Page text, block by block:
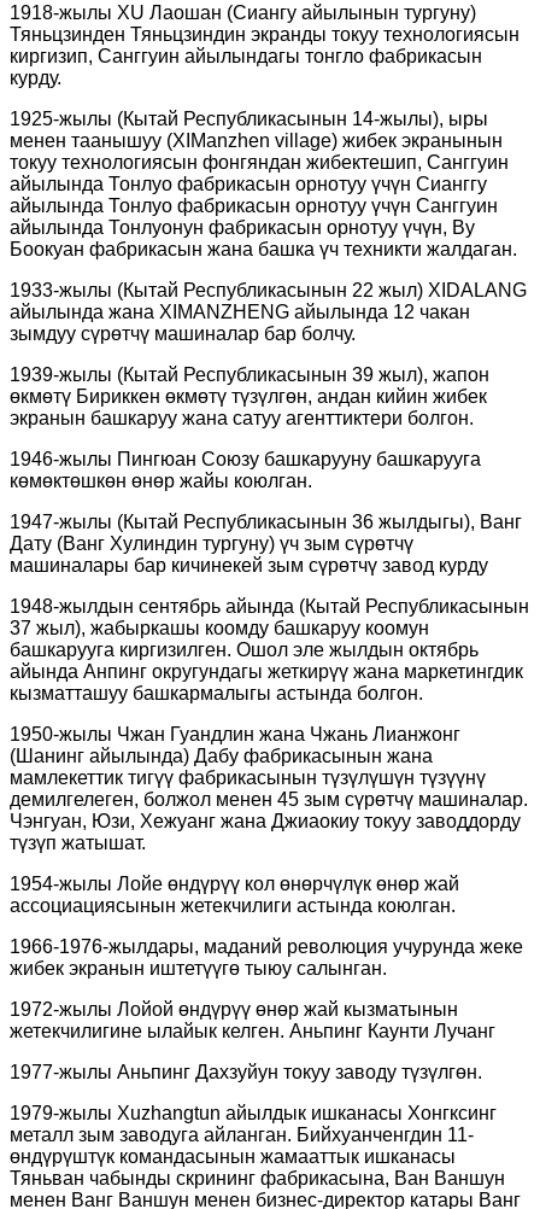
1918-жылы XU Лаошан (Сиангу айылынын тургуну)
Тяньцзинден Тяньцзиндин экранды токуу технологиясын
киргизип, Санггуин айылындагы тонгло фабрикасын
курду.
1925-жылы (Кытай Республикасынын 14-жылы), ыры
менен таанышуу (XIManzhen village) жибек экранынын
токуу технологиясын фонгяндан жибектешип, Санггуин
айылында Тонлуо фабрикасын орнотуу үчүн Сианггу
айылында Тонлуо фабрикасын орнотуу үчүн Санггуин
айылында Тонлуонун фабрикасын орнотуу үчүн, Ву
Боокуан фабрикасын жана башка үч техникти жалдаган.
1933-жылы (Кытай Республикасынын 22 жыл) XIDALANG
айылында жана XIMANZHENG айылында 12 чакан
зымдуу сүрөтчү машиналар бар болчу.
1939-жылы (Кытай Республикасынын 39 жыл), жапон
өкмөтү Бириккен өкмөтү түзүлгөн, андан кийин жибек
экранын башкаруу жана сатуу агенттиктери болгон.
1946-жылы Пингюан Союзу башкарууну башкарууга
көмөктөшкөн өнөр жайы коюлган.
1947-жылы (Кытай Республикасынын 36 жылдыгы), Ванг
Дату (Ванг Хулиндин тургуну) үч зым сүрөтчү
машиналары бар кичинекей зым сүрөтчү завод курду
1948-жылдын сентябрь айында (Кытай Республикасынын
37 жыл), жабыркашы коомду башкаруу коомун
башкарууга киргизилген. Ошол эле жылдын октябрь
айында Анпинг округундагы жеткирүү жана маркетингдик
кызматташуу башкармалыгы астында болгон.
1950-жылы Чжан Гуандлин жана Чжань Лианжонг
(Шанинг айылында) Дабу фабрикасынын жана
мамлекеттик тигүү фабрикасынын түзүлүшүн түзүүнү
демилгелеген, болжол менен 45 зым сүрөтчү машиналар.
Чэнгуан, Юзи, Хежуанг жана Джиаокиу токуу заводдорду
түзүп жатышат.
1954-жылы Лойе өндүрүү кол өнөрчүлүк өнөр жай
ассоциациясынын жетекчилиги астында коюлган.
1966-1976-жылдары, маданий революция учурунда жеке
жибек экранын иштетүүгө тыюу салынган.
1972-жылы Лойой өндүрүү өнөр жай кызматынын
жетекчилигине ылайык келген. Аньпинг Каунти Лучанг
1977-жылы Аньпинг Дахзуйун токуу заводу түзүлгөн.
1979-жылы Xuzhangtun айылдык ишканасы Хонгксинг
металл зым заводуга айланган. Бийхуанченгдин 11-
өндүрүштүк командасынын жамааттык ишканасы
Тяньван чабынды скрининг фабрикасына, Ван Ваншун
менен Ванг Ваншун менен бизнес-директор катары Ванг